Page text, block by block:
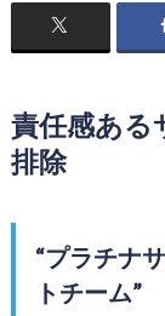
責任感ある
排除
“プラチナ
トチーム”